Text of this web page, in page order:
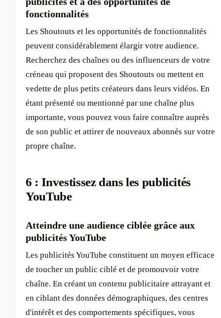
fonctionnalités
Les Shoutouts et les opportunités de fonctionnalités
peuvent considérablement élargir votre audience.
Recherchez des chaînes ou des influenceurs de votre
créneau qui proposent des Shoutouts ou mettent en
vedette de plus petits créateurs dans leurs vidéos. En
étant présenté ou mentionné par une chaîne plus
importante, vous pouvez vous faire connaître auprès
de son public et attirer de nouveaux abonnés sur votre
propre chaîne.
6 : Investissez dans les publicités
YouTube
Atteindre une audience ciblée grâce aux
publicités YouTube
Les publicités YouTube constituent un moyen efficace
de toucher un public ciblé et de promouvoir votre
chaîne. En créant un contenu publicitaire attrayant et
en ciblant des données démographiques, des centres
d'intérêt et des comportements spécifiques, vous